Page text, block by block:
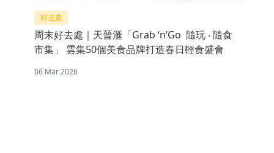
好去處
周末好去處｜天晉滙「Grab ‘n’Go 隨玩 ‧ 隨食
市集」 雲集50個美食品牌打造春日輕食盛會
06 Mar 2026